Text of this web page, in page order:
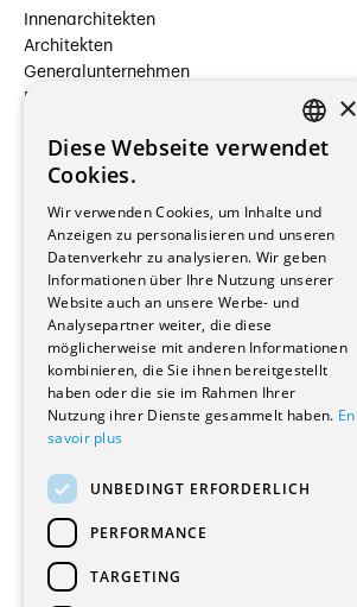
Innenarchitekten
Architekten
Generalunternehmen
Beauftragte Unternehmen
Hersteller/Lieferanten
Bauherrschaften
Immobilienverwaltungsgesellschaften
Stockwerkeigentum
Reportagen
Wohnungen
Renovierungen
Innere Umbauten
Gastgewerbe und Tourismus
Verwaltungsgebäude und Geschäfte
Schuleinrichtungen
Medizinische Einrichtungen
Kultur - Sport - Freizeit
Industrie - Handwerk
Transport und Parkplätze
Diverse Bauten
FRENCH
×
Diese Webseite verwendet
Cookies.
Wir verwenden Cookies, um Inhalte und
Anzeigen zu personalisieren und unseren
Datenverkehr zu analysieren. Wir geben
Informationen über Ihre Nutzung unserer
Website auch an unsere Werbe- und
Analysepartner weiter, die diese
möglicherweise mit anderen Informationen
kombinieren, die Sie ihnen bereitgestellt
haben oder die sie im Rahmen Ihrer
Nutzung ihrer Dienste gesammelt haben. En
savoir plus
UNBEDINGT ERFORDERLICH
PERFORMANCE
TARGETING